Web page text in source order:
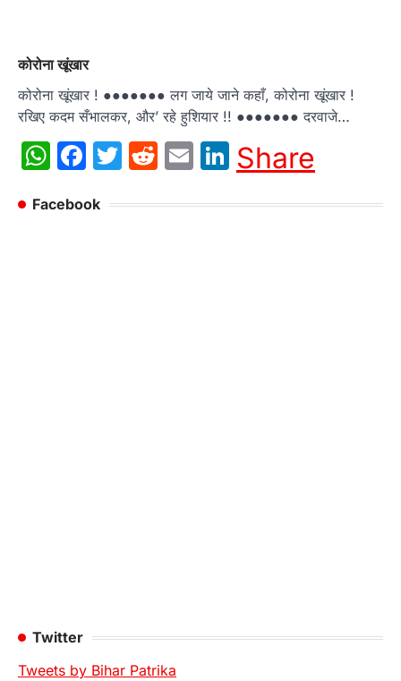
कोरोना खूंखार
कोरोना खूंखार ! ●●●●●●● लग जाये जाने कहाँ, कोरोना खूंखार !
रखिए कदम सँभालकर, और’ रहे हुशियार !! ●●●●●●● दरवाजे…
WhatsApp
Facebook
Twitter
Reddit
EmailLinkedIn
Share
Facebook
Twitter
Tweets by Bihar Patrika